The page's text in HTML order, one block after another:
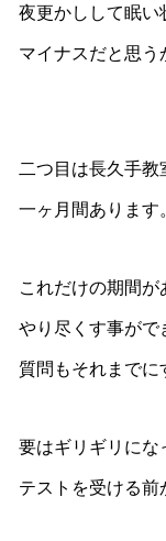
夜更かしして眠い
マイナスだと思う
二つ目は長久手
一ヶ月間あります
これだけの期間が
やり尽くす事がで
質問もそれまでに
要はギリギリにな
テストを受ける前